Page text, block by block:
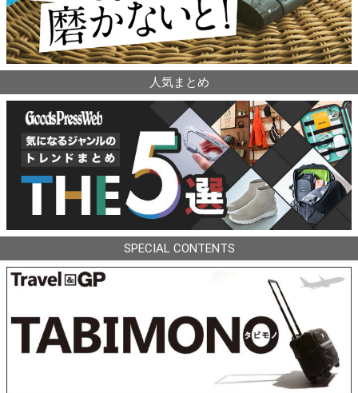
人気まとめ
SPECIAL CONTENTS